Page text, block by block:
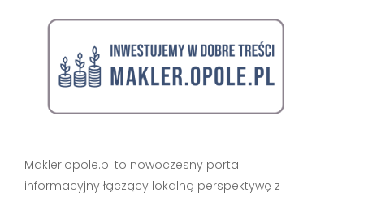
Makler.opole.pl to nowoczesny portal
informacyjny łączący lokalną perspektywę z